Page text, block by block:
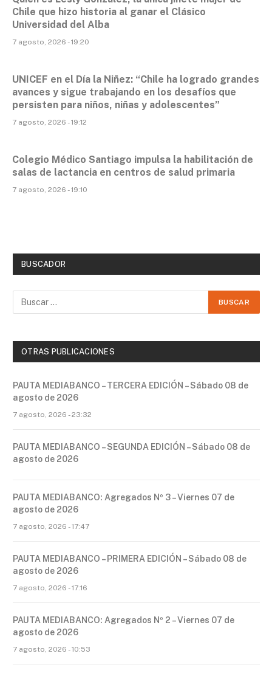
Chile que hizo historia al ganar el Clásico
Universidad del Alba
7 agosto, 2026 - 19:20
UNICEF en el Día la Niñez: “Chile ha logrado grandes
avances y sigue trabajando en los desafíos que
persisten para niños, niñas y adolescentes”
7 agosto, 2026 - 19:12
Colegio Médico Santiago impulsa la habilitación de
salas de lactancia en centros de salud primaria
7 agosto, 2026 - 19:10
BUSCADOR
OTRAS PUBLICACIONES
PAUTA MEDIABANCO – TERCERA EDICIÓN – Sábado 08 de
agosto de 2026
7 agosto, 2026 - 23:32
PAUTA MEDIABANCO – SEGUNDA EDICIÓN – Sábado 08 de
agosto de 2026
PAUTA MEDIABANCO: Agregados Nº 3 – Viernes 07 de
agosto de 2026
7 agosto, 2026 - 17:47
PAUTA MEDIABANCO – PRIMERA EDICIÓN – Sábado 08 de
agosto de 2026
7 agosto, 2026 - 17:16
PAUTA MEDIABANCO: Agregados Nº 2 – Viernes 07 de
agosto de 2026
7 agosto, 2026 - 10:53